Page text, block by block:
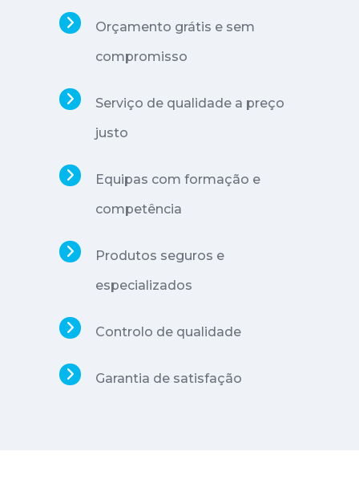
Orçamento grátis e sem
compromisso
Serviço de qualidade a preço
justo
Equipas com formação e
competência
Produtos seguros e
especializados
Controlo de qualidade
Garantia de satisfação